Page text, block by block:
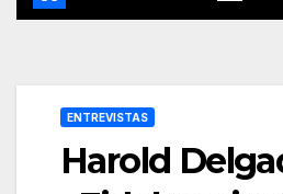
ENTREVISTAS
Harold